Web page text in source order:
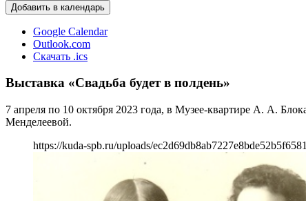
Добавить в календарь
Google Calendar
Outlook.com
Скачать .ics
Выставка «Свадьба будет в полдень»
7 апреля по 10 октября 2023 года, в Музее-квартире А. А.
Менделеевой.
https://kuda-spb.ru/uploads/